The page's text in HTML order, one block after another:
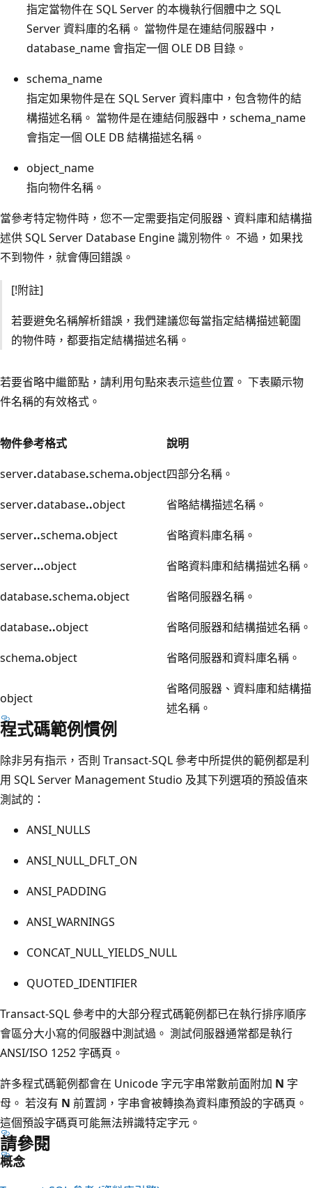
指定當物件在 SQL Server 的本機執行個體中之 SQL
Server 資料庫的名稱。 當物件是在連結伺服器中，
database_name 會指定一個 OLE DB 目錄。
schema_name
指定如果物件是在 SQL Server 資料庫中，包含物件的結
構描述名稱。 當物件是在連結伺服器中，schema_name
會指定一個 OLE DB 結構描述名稱。
object_name
指向物件名稱。
當參考特定物件時，您不一定需要指定伺服器、資料庫和結構描
述供 SQL Server Database Engine 識別物件。 不過，如果找
不到物件，就會傳回錯誤。
[!附註]
若要避免名稱解析錯誤，我們建議您每當指定結構描述範圍
的物件時，都要指定結構描述名稱。
若要省略中繼節點，請利用句點來表示這些位置。 下表顯示物
件名稱的有效格式。
物件參考格式
說明
server.database.schema.object四部分名稱。
server.database..object
省略結構描述名稱。
server..schema.object
省略資料庫名稱。
server...object
省略資料庫和結構描述名稱。
database.schema.object
省略伺服器名稱。
database..object
省略伺服器和結構描述名稱。
schema.object 省略伺服器和資料庫名稱。
object
省略伺服器、資料庫和結構描
述名稱。
程式碼範例慣例
除非另有指示，否則 Transact-SQL 參考中所提供的範例都是利
用 SQL Server Management Studio 及其下列選項的預設值來
測試的：
ANSI_NULLS
ANSI_NULL_DFLT_ON
ANSI_PADDING
ANSI_WARNINGS
CONCAT_NULL_YIELDS_NULL
QUOTED_IDENTIFIER
Transact-SQL 參考中的大部分程式碼範例都已在執行排序順序
會區分大小寫的伺服器中測試過。 測試伺服器通常都是執行
ANSI/ISO 1252 字碼頁。
許多程式碼範例都會在 Unicode 字元字串常數前面附加 N 字
母。 若沒有 N 前置詞，字串會被轉換為資料庫預設的字碼頁。
這個預設字碼頁可能無法辨識特定字元。
請參閱
概念